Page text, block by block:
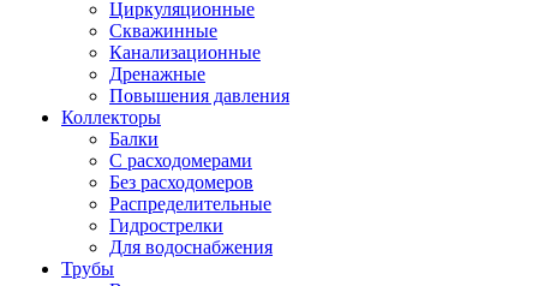
Циркуляционные
Скважинные
Канализационные
Дренажные
Повышения давления
Коллекторы
Балки
С расходомерами
Без расходомеров
Распределительные
Гидрострелки
Для водоснабжения
Трубы